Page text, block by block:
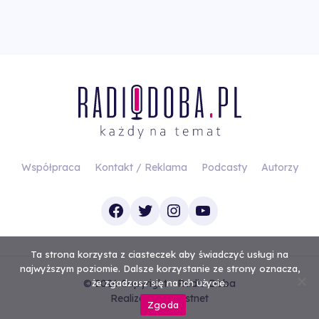
Współpraca Kontakt / Reklama Podcasty Autorzy
Facebook
TwitterInstagram
YouTube
© 2026 Copyright - Radio Doba
RealizacjaInvestnet
Ta strona korzysta z ciasteczek aby świadczyć usługi na
najwyższym poziomie. Dalsze korzystanie ze strony oznacza,
że zgadzasz się na ich użycie.
Zgoda